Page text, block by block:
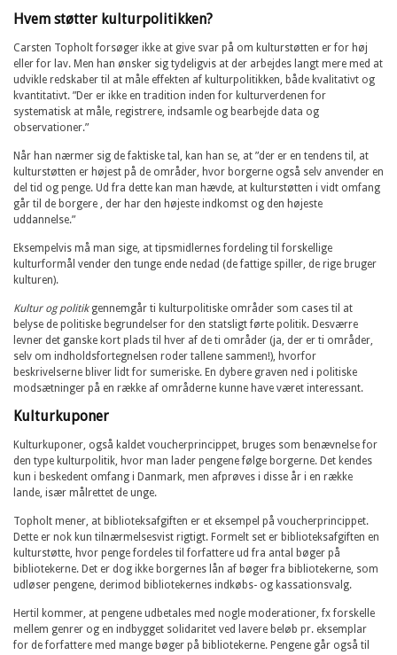
Hvem støtter kulturpolitikken?
Carsten Topholt forsøger ikke at give svar på om kulturstøtten er for høj
eller for lav. Men han ønsker sig tydeligvis at der arbejdes langt mere med at
udvikle redskaber til at måle effekten af kulturpolitikken, både kvalitativt og
kvantitativt. ”Der er ikke en tradition inden for kulturverdenen for
systematisk at måle, registrere, indsamle og bearbejde data og
observationer.”
Når han nærmer sig de faktiske tal, kan han se, at ”der er en tendens til, at
kulturstøtten er højest på de områder, hvor borgerne også selv anvender en
del tid og penge. Ud fra dette kan man hævde, at kulturstøtten i vidt omfang
går til de borgere , der har den højeste indkomst og den højeste
uddannelse.”
Eksempelvis må man sige, at tipsmidlernes fordeling til forskellige
kulturformål vender den tunge ende nedad (de fattige spiller, de rige bruger
kulturen).
Kultur og politikgennemgår ti kulturpolitiske områder som cases til at
belyse de politiske begrundelser for den statsligt førte politik. Desværre
levner det ganske kort plads til hver af de ti områder (ja, der er ti områder,
selv om indholdsfortegnelsen roder tallene sammen!), hvorfor
beskrivelserne bliver lidt for sumeriske. En dybere graven ned i politiske
modsætninger på en række af områderne kunne have været interessant.
Kulturkuponer
Kulturkuponer, også kaldet voucherprincippet, bruges som benævnelse for
den type kulturpolitik, hvor man lader pengene følge borgerne. Det kendes
kun i beskedent omfang i Danmark, men afprøves i disse år i en række
lande, især målrettet de unge.
Topholt mener, at biblioteksafgiften er et eksempel på voucherprincippet.
Dette er nok kun tilnærmelsesvist rigtigt. Formelt set er biblioteksafgiften en
kulturstøtte, hvor penge fordeles til forfattere ud fra antal bøger på
bibliotekerne. Det er dog ikke borgernes lån af bøger fra bibliotekerne, som
udløser pengene, derimod bibliotekernes indkøbs- og kassationsvalg.
Hertil kommer, at pengene udbetales med nogle moderationer, fx forskelle
mellem genrer og en indbygget solidaritet ved lavere beløb pr. eksemplar
for de forfattere med mange bøger på bibliotekerne. Pengene går også til